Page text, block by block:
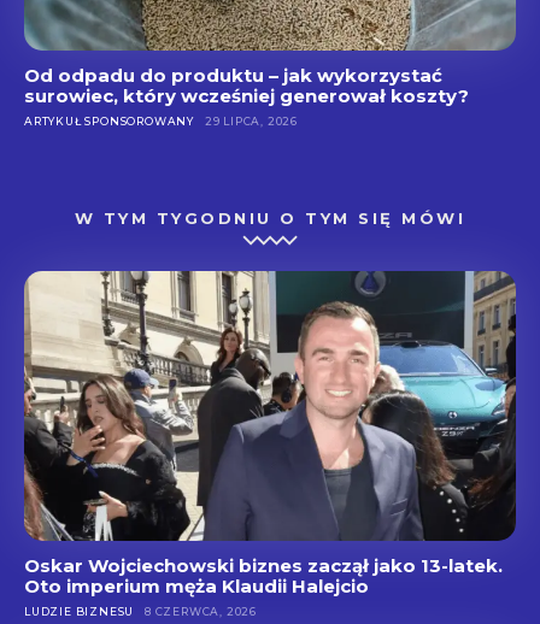
Od odpadu do produktu – jak wykorzystać
surowiec, który wcześniej generował koszty?
ARTYKUŁ SPONSOROWANY 29 LIPCA, 2026
W TYM TYGODNIU O TYM SIĘ MÓWI
Oskar Wojciechowski biznes zaczął jako 13-latek.
Oto imperium męża Klaudii Halejcio
LUDZIE BIZNESU 8 CZERWCA, 2026